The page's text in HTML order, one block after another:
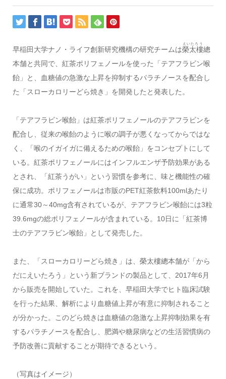
早稲田大学ナノ・ライフ創新研究機構の研究チームは榮太樓
えいたろう
總
本舗と共同で、紅茶ポリフェノールを使った「テアフラビン喉
飴」と、血糖値の急激な上昇を抑制するパラチノースを配合し
た「スローカロリーどら焼き」を開発したと発表した。
「テアフラビン喉飴」は紅茶ポリフェノールのテアフラビンを
配合し、従来の喉飴のように喉の調子が悪くなってからではな
く、「喉のイガイガに備えるための喉飴」をコンセプトにして
いる。紅茶ポリフェノールにはインフルエンザ予防効果がある
とされ、「紅茶うがい」という習慣を参考に、味と機能性の確
保に成功。ポリフェノールは市販のPET紅茶飲料100mlあたり
に通常30～40mg含有されているが、テアフラビン喉飴には3粒
39.6mgの総ポリフェノールが含まれている。10日に「紅茶博
士のテアフラビン喉飴」として発売した。
また、「スローカロリーどら焼き」は、榮太樓總本舗が「から
だにえいたろう」という新ブランドの製品として、2017年6月
から販売を開始していた。これを、早稲田大学でヒト臨床試験
を行った結果、解析により血糖値上昇が有意に抑制されること
が分かった。このどら焼きは血糖値の急激な上昇抑制効果を有
するパラチノースを配合し、肥満や糖尿病などの生活習慣病の
予防改善に貢献することが期待できるという。
（写真はイメージ）